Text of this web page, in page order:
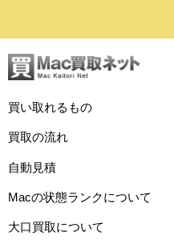
買い取れるもの
買取の流れ
自動見積
Macの状態ランクについて
大口買取について